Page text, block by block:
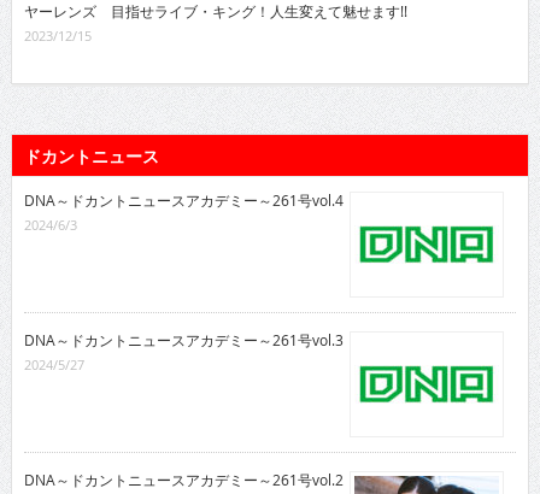
ヤーレンズ 目指せライブ・キング！人生変えて魅せます!!
2023/12/15
ドカントニュース
DNA～ドカントニュースアカデミー～261号vol.4
2024/6/3
DNA～ドカントニュースアカデミー～261号vol.3
2024/5/27
DNA～ドカントニュースアカデミー～261号vol.2